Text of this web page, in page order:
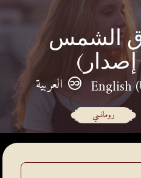
الشمس
إصدار)
English العربية
رومانسي